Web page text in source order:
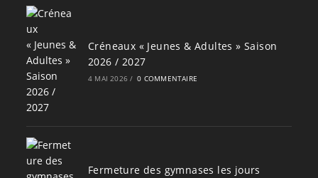
Créneaux « Jeunes & Adultes » Saison
2026 / 2027
4 MAI 2026 / 0 COMMENTAIRE
Fermeture des gymnases les jours